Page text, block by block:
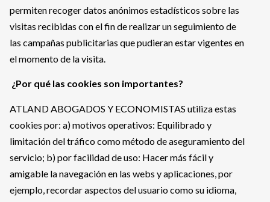
permiten recoger datos anónimos estadísticos sobre las
visitas recibidas con el fin de realizar un seguimiento de
las campañas publicitarias que pudieran estar vigentes en
el momento de la visita.
¿Por qué las cookies son importantes?
ATLAND ABOGADOS Y ECONOMISTAS utiliza estas
cookies por: a) motivos operativos: Equilibrado y
limitación del tráfico como método de aseguramiento del
servicio; b) por facilidad de uso: Hacer más fácil y
amigable la navegación en las webs y aplicaciones, por
ejemplo, recordar aspectos del usuario como su idioma,